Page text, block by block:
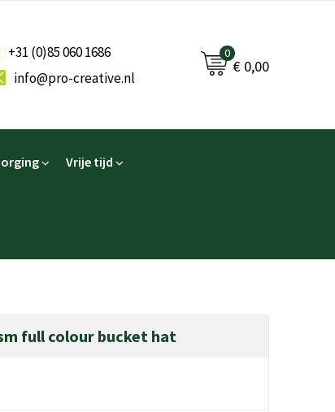
+31 (0)85 060 1686
info@pro-creative.nl
0
€ 0,00
Vrije tijd
full colour bucket hat